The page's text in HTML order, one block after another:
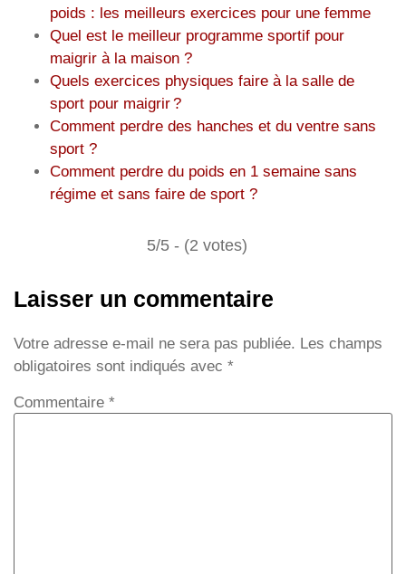
poids : les meilleurs exercices pour une femme
Quel est le meilleur programme sportif pour
maigrir à la maison ?
Quels exercices physiques faire à la salle de
sport pour maigrir ?
Comment perdre des hanches et du ventre sans
sport ?
Comment perdre du poids en 1 semaine sans
régime et sans faire de sport ?
5/5 - (2 votes)
Laisser un commentaire
Votre adresse e-mail ne sera pas publiée. Les champs
obligatoires sont indiqués avec *
Commentaire *